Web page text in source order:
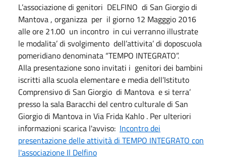
L’associazione di genitori DELFINO di San Giorgio di
Mantova , organizza per il giorno 12 Magggio 2016
alle ore 21.00 un incontro in cui verranno illustrate
le modalita’ di svolgimento dell’attivita’ di doposcuola
pomeridiano denominata “TEMPO INTEGRATO”.
Alla presentazione sono invitati i genitori dei bambini
iscritti alla scuola elementare e media dell’Istituto
Comprensivo di San Giorgio di Mantova e si terra’
presso la sala Baracchi del centro culturale di San
Giorgio di Mantova in Via Frida Kahlo . Per ulteriori
informazioni scarica l'avviso: Incontro dei
presentazione delle attività di TEMPO INTEGRATO con
l'associazione Il Delfino